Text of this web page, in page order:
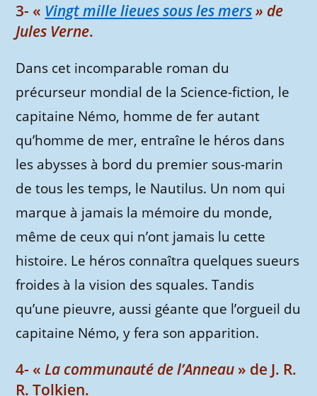
3- « Vingt mille lieues sous les mers» de
Jules Verne.
Dans cet incomparable roman du
précurseur mondial de la Science-fiction, le
capitaine Némo, homme de fer autant
qu’homme de mer, entraîne le héros dans
les abysses à bord du premier sous-marin
de tous les temps, le Nautilus. Un nom qui
marque à jamais la mémoire du monde,
même de ceux qui n’ont jamais lu cette
histoire. Le héros connaîtra quelques sueurs
froides à la vision des squales. Tandis
qu’une pieuvre, aussi géante que l’orgueil du
capitaine Némo, y fera son apparition.
4- «La communauté de l’Anneau » de J. R.
R. Tolkien.